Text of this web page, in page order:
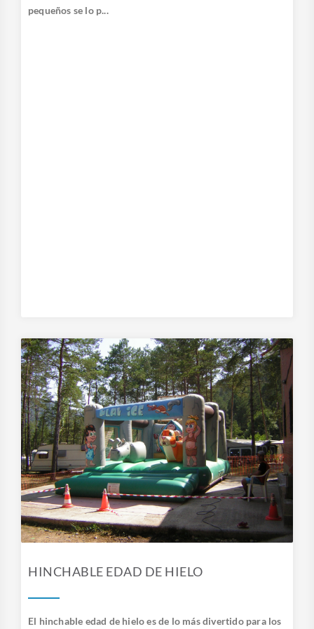
pequeños se lo p...
HINCHABLE EDAD DE HIELO
El hinchable edad de hielo es de lo más divertido para los